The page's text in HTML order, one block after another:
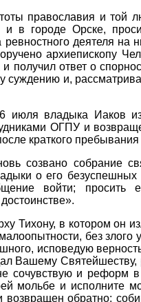
православия и той
в городе Орске,
деятеля на
архиепископу
получил ответ о
и,
июля владыка Иаков
ОГПУ и
краткого
созвано собрание
о его
войти; просить
Тихону, в котором он
без
исповедую
Вашему
и реформ в
мольбе и исполните
обратно;